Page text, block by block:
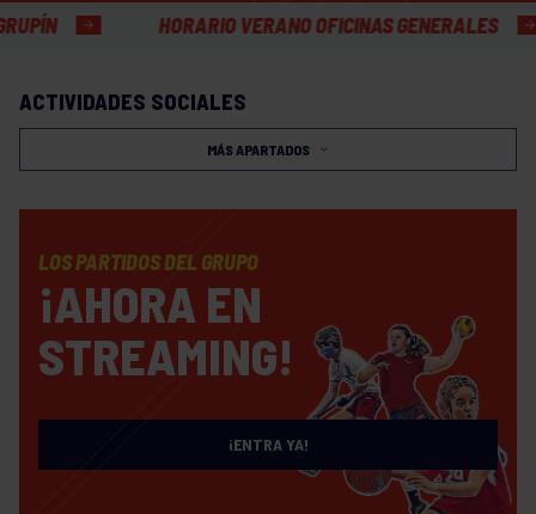
HORARIO VERANO OFICINAS GENERALES
ACTIVIDADES SOCIALES
MÁS APARTADOS
LOS PARTIDOS DEL GRUPO
¡AHORA EN
STREAMING!
¡ENTRA YA!